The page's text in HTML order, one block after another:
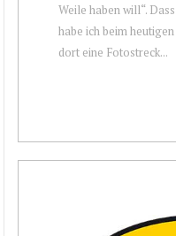
Weile haben will“.
habe ich beim
dort eine Fotostreck...